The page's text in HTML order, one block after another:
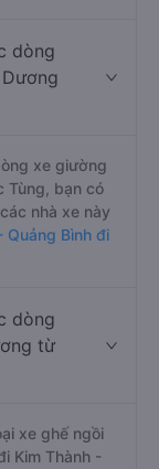
dòng
xe giường
Tùng, bạn có
nhà xe này
Quảng Bình đi
dòng
từ
xe ghế ngồi
Kim Thành -